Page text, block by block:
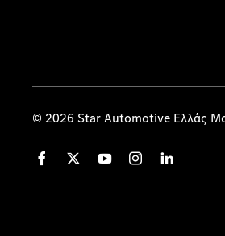
© 2026 Star Automotive Ελλάς